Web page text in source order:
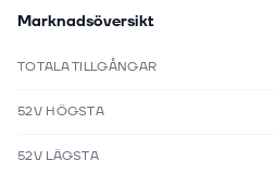
Marknadsöversikt
TOTALA TILLGÅNGAR
52V HÖGSTA
52V LÄGSTA